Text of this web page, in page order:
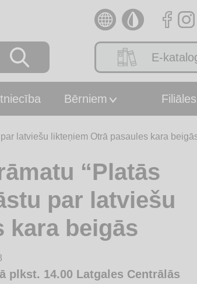
E-
Bērniem Filiāles
latviešu likteņiem Otrā pasaules kara
“Platās
par latviešu
kara beigās
plkst. 14.00 Latgales Centrālās